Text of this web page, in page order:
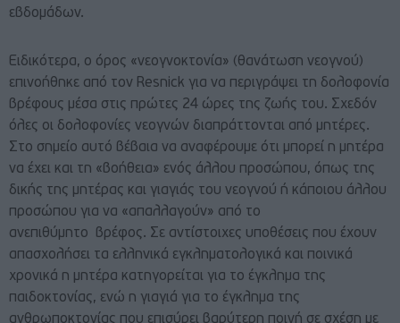
εβδομάδων.
Ειδικότερα, ο όρος «νεογνοκτονία» (θανάτωση νεογνού)
επινοήθηκε από τον Resnick για να περιγράψει τη δολοφονία
βρέφους μέσα στις πρώτες 24 ώρες της ζωής του. Σχεδόν
όλες οι δολοφονίες νεογνών διαπράττονται από μητέρες.
Στο σημείο αυτό βέβαια να αναφέρουμε ότι μπορεί η μητέρα
να έχει και τη «βοήθεια» ενός άλλου προσώπου, όπως της
δικής της μητέρας και γιαγιάς του νεογνού ή κάποιου άλλου
προσώπου για να «απαλλαγούν» από το
ανεπιθύμητο βρέφος. Σε αντίστοιχες υποθέσεις που έχουν
απασχολήσει τα ελληνικά εγκληματολογικά και ποινικά
χρονικά η μητέρα κατηγορείται για το έγκλημα της
παιδοκτονίας, ενώ η γιαγιά για το έγκλημα της
ανθρωποκτονίας που επισύρει βαρύτερη ποινή σε σχέση με